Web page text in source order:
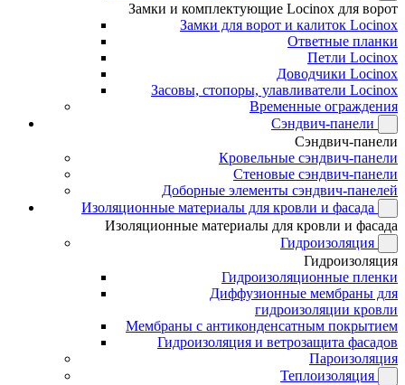
Замки и комплектующие Locinox для ворот
Замки для ворот и калиток Locinox
Ответные планки
Петли Locinox
Доводчики Locinox
Засовы, стопоры, улавливатели Locinox
Временные ограждения
Сэндвич-панели
Сэндвич-панели
Кровельные сэндвич-панели
Стеновые сэндвич-панели
Доборные элементы сэндвич-панелей
Изоляционные материалы для кровли и фасада
Изоляционные материалы для кровли и фасада
Гидроизоляция
Гидроизоляция
Гидроизоляционные пленки
Диффузионные мембраны для
гидроизоляции кровли
Мембраны с антиконденсатным покрытием
Гидроизоляция и ветрозащита фасадов
Пароизоляция
Теплоизоляция